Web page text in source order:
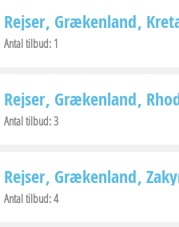
Rejser Grækenland
Antal tilbud: 1
Rejser Grækenland
Antal tilbud:3
Rejser Grækenland
Antal tilbud:4